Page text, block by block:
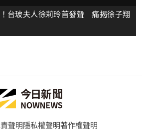
台玻夫人徐莉玲首發聲 痛揭徐子翔
聲明隱私權聲明著作權聲明